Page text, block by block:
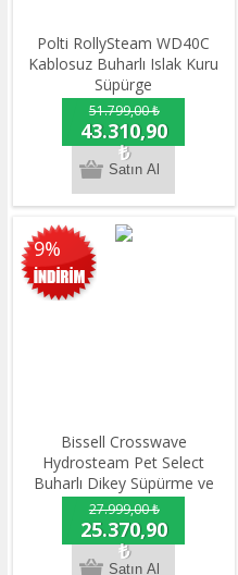
Polti RollySteam WD40C
Kablosuz Buharlı Islak Kuru
Süpürge
51.799,00 ₺
43.310,90
₺
9%
Bissell Crosswave
Hydrosteam Pet Select
Buharlı Dikey Süpürme ve
Silme Makinesi
27.999,00 ₺
25.370,90
₺